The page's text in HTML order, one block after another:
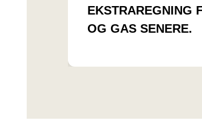
EKSTRAREGNING
OG GAS SENERE.